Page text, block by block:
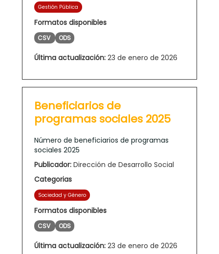
Gestión Pública
Formatos disponibles
CSV ODS
Última actualización: 23 de enero de 2026
Beneficiarios de
programas sociales 2025
Número de beneficiarios de programas
sociales 2025
Publicador: Dirección de Desarrollo Social
Categorias
Sociedad y Género
Formatos disponibles
CSV ODS
Última actualización: 23 de enero de 2026